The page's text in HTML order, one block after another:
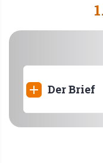
Der Brief